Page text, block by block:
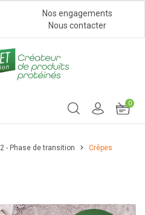
Nos engagements
Nous contacter
0
2 - Phase de transition Crêpes